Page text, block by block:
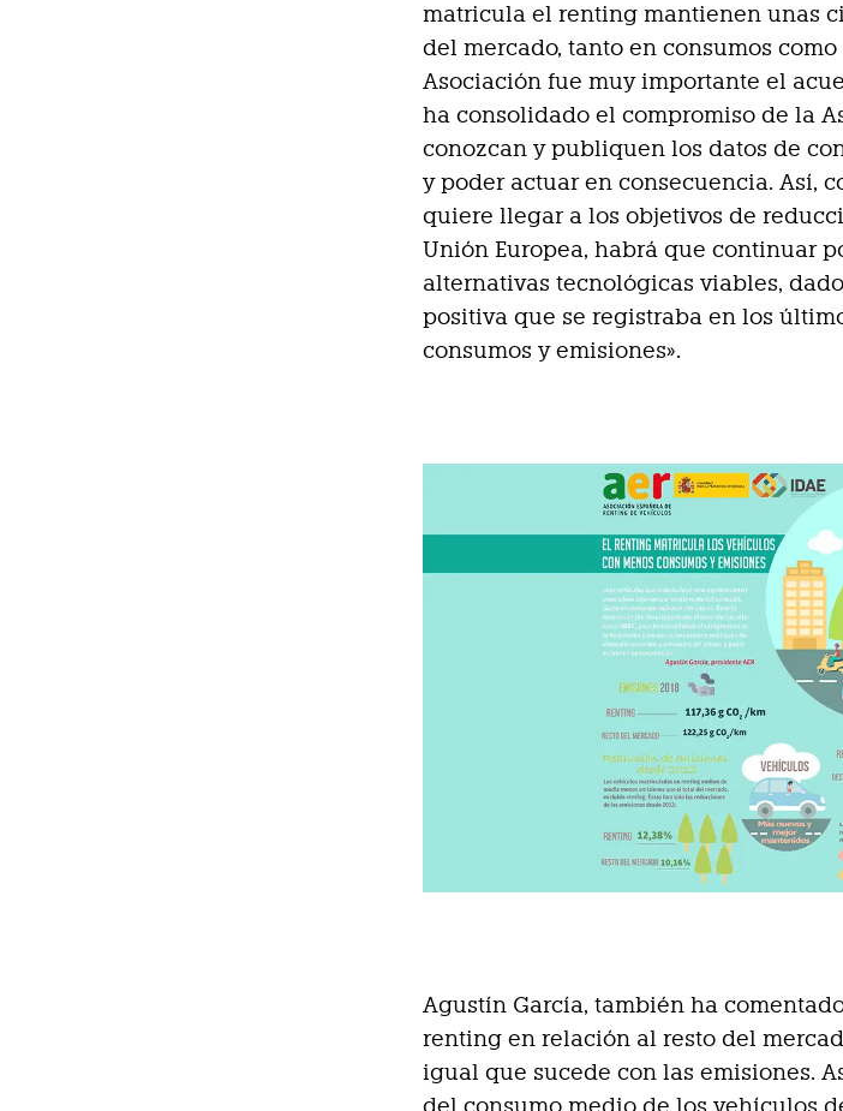
matricula el renting mantienen unas
del mercado, tanto en consumos
Asociación fue muy importante el
ha consolidado el compromiso de la
conozcan y publiquen los datos de
y poder actuar en consecuencia. Así,
quiere llegar a los objetivos de
Unión Europea, habrá que continuar
alternativas tecnológicas viables,
positiva que se registraba en los
consumos y emisiones».
Agustín García, también ha
renting en relación al resto del
igual que sucede con las emisiones.
del consumo medio de los vehículos